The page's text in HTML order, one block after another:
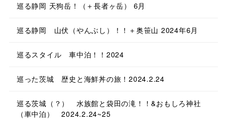
巡る静岡 天狗岳！（＋長者ヶ岳） 6月
巡る静岡 山伏（やんぶし）！！＋奥笹山 2024年6月
巡るスタイル 車中泊！！2024
巡った茨城 歴史と海鮮丼の旅！2024.2.24
巡る茨城（？） 水族館と袋田の滝！！&おもしろ神社
（車中泊） 2024.2.24~25